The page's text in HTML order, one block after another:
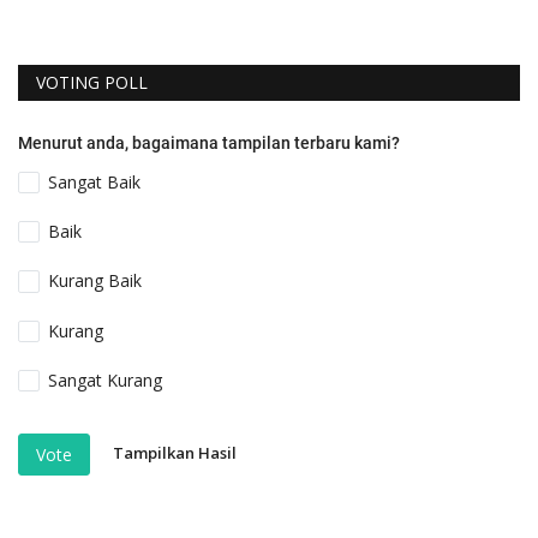
VOTING POLL
Menurut anda, bagaimana tampilan terbaru kami?
Sangat Baik
Baik
Kurang Baik
Kurang
Sangat Kurang
Vote Tampilkan Hasil